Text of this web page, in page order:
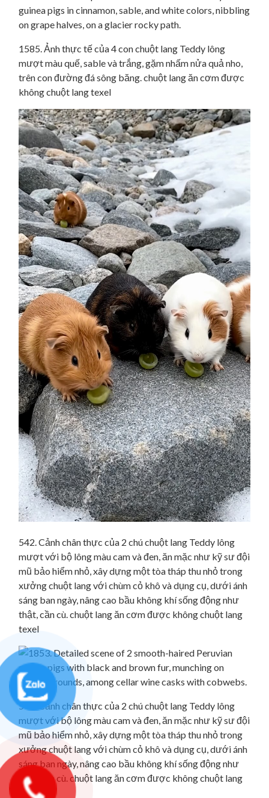
1585. Ảnh thực tế của 4 con chuột lang Teddy lông
mượt màu quế, sable và trắng, gặm nhấm nửa quả nho,
trên con đường đá sông băng. chuột lang ăn cơm được
không chuột lang texel
542. Cảnh chân thực của 2 chú chuột lang Teddy lông
mượt với bộ lông màu cam và đen, ăn mặc như kỹ sư đội
mũ bảo hiểm nhỏ, xây dựng một tòa tháp thu nhỏ trong
xưởng chuột lang với chùm cỏ khô và dụng cụ, dưới ánh
sáng ban ngày, nâng cao bầu không khí sống động như
thật, cần cù. chuột lang ăn cơm được không chuột lang
texel
542. Cảnh chân thực của 2 chú chuột lang Teddy lông
mượt với bộ lông màu cam và đen, ăn mặc như kỹ sư đội
mũ bảo hiểm nhỏ, xây dựng một tòa tháp thu nhỏ trong
xưởng chuột lang với chùm cỏ khô và dụng cụ, dưới ánh
sáng ban ngày, nâng cao bầu không khí sống động như
thật, cần cù. chuột lang ăn cơm được không chuột lang
texel